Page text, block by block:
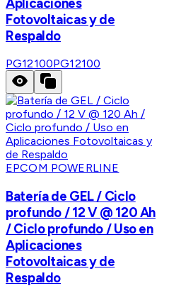
Fotovoltaicas y de
Respaldo
PG12100PG12100
EPCOM POWERLINE
Batería de GEL / Ciclo
profundo / 12 V @ 120 Ah
/ Ciclo profundo / Uso en
Aplicaciones
Fotovoltaicas y de
Respaldo